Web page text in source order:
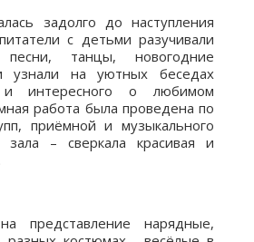
задолго до наступления
с детьми разучивали
песни, танцы, новогодние
узнали на уютных беседах
интересного о любимом
работа была проведена по
приёмной и музыкального
– сверкала красивая и
представление нарядные,